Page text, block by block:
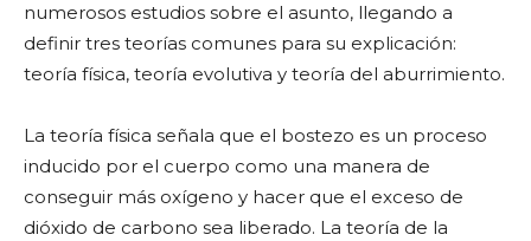
numerosos estudios sobre el asunto, llegando a
definir tres teorías comunes para su explicación:
teoría física, teoría evolutiva y teoría del aburrimiento.
La teoría física señala que el bostezo es un proceso
inducido por el cuerpo como una manera de
conseguir más oxígeno y hacer que el exceso de
dióxido de carbono sea liberado. La teoría de la